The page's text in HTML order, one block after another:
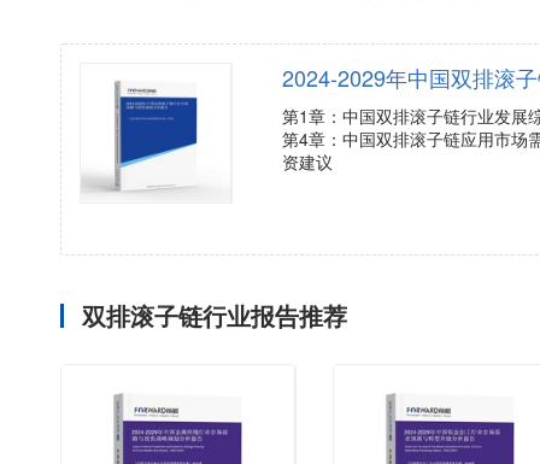
2024-2029年中国双排滚
第1章：中国双排滚子链行业发展
第4章：中国双排滚子链应用市场
资建议
双排滚子链行业报告推荐